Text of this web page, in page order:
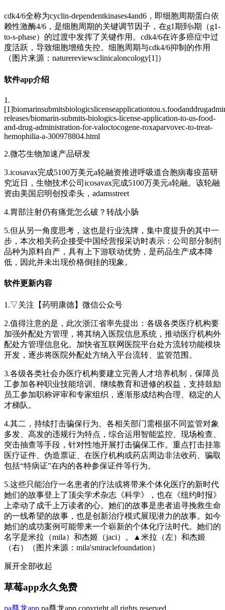
cdk4/6全称为cyclin-dependentkinases4and6，即细胞周期蛋白依
赖性激酶4/6，是细胞周期的关键调节因子，在g1期到s期（g1-
to-s-phase）的过渡中发挥了关键作用。cdk4/6在许多癌症中过
度活跃，导致细胞增殖失控。细胞周期与cdk4/6抑制的作用
（图片来源：naturereviewsclinicaloncology[1]）
软件app介绍
1.
releases/biomarin-submits-biologics-license-application-to-us-food-
and-drug-administration-for-valoctocogene-roxaparvovec-to-treat-
hemophilia-a-300978804.html
2.微芯生物加速产品研发
3.icosavax完成5100万美元a轮融资推进呼吸道合胞病毒疫苗研
究近日，生物技术公司icosavax完成5100万美元a轮融。该轮融
资由美国启明创投牵头，adamsstreet
4.胃部注射仍有痛觉怎么破？转战小肠
5.但从另一角度思考，这也是行业洗牌，集中度提升的其中一
步，本次相关药企接受中国经营报采访时表示：公司部分制剂
品种为原料自产，具有上下游联动优势，是药品生产成本降
低，因此并未出现价格倒挂的现象。
软件更新内容
1.▽关注【药明康德】微信公众号
2.值得注意的是，此次浙江省率先提出：各级各类医疗机构要
加强外配处方管理，将其纳入医院信息系统，推动医疗机构外
配处方管理信息化。加快省互联网医院平台处方流转功能模块
开发，逐步将医院外配处方纳入平台流转、监管范围。
3.各级各类社会办医疗机构要建立完善人才培养机制，保障员
工参加各种职业技能培训、继续教育和进修的权益，支持鼓励
员工参加职称评审和专家组织，逐渐形成结构合理、稳定的人
才梯队。
4.其二，持续打击骗保行为。各相关部门需根据不同监管对象
多发、高发的违规行为特点，综合运用智能监控、现场检查、
突击抽查等手段，针对性地开展打击骗保工作。重点打击挂靠
医疗证件、伪造票证、在医疗机构或药店周边非法收药、骗取
包括“特病证”在内的各种参保证件等行为。
5.这些只能治疗一名患者的疗法或将带来个体化医疗的新时代
她们的故事登上了顶尖学术杂志《科学》，也在《纽约时报》
上牵动了成千上万读者的心。她们的故事是患者追寻挽救生命
的一线希望的故事，也是创新治疗模式展现潜力的故事。如今
她们的成功案例可能带来一个崭新的个体化疗法时代。她们的
名字是米拉（mila）和杰姬（jaci）。▲米拉（左）和杰姬
（右）（图片来源：mila'smiraclefoundation）
展开全部收起
草莓app永久免费
pa尊龙app pa尊龙app copyright all rights reserved